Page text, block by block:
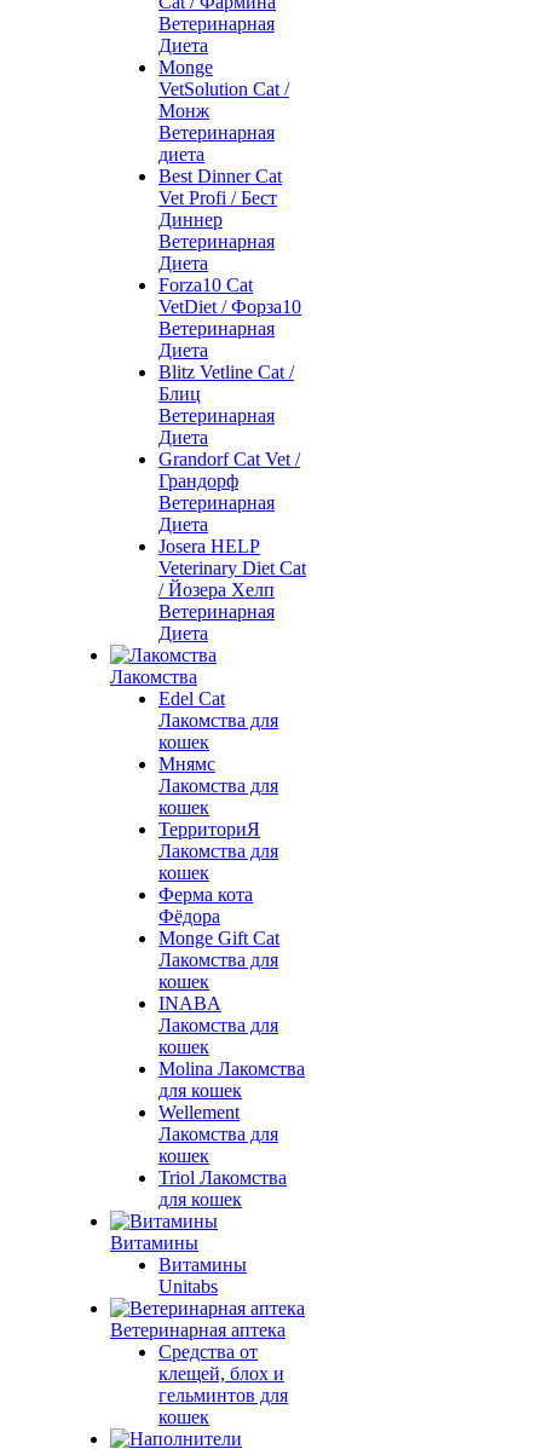
Ветеринарная
Диета
Monge
VetSolution Cat /
Монж
Ветеринарная
диета
Best Dinner Cat
Vet Profi / Бест
Диннер
Ветеринарная
Диета
Forza10 Cat
VetDiet / Форза10
Ветеринарная
Диета
Blitz Vetline Cat /
Блиц
Ветеринарная
Диета
Grandorf Cat Vet /
Грандорф
Ветеринарная
Диета
Josera HELP
Veterinary Diet Cat
/ Йозера Хелп
Ветеринарная
Диета
Лакомства
Edel Cat
Лакомства для
кошек
Мнямс
Лакомства для
кошек
ТерриториЯ
Лакомства для
кошек
Ферма кота
Фёдора
Monge Gift Cat
Лакомства для
кошек
INABA
Лакомства для
кошек
Molina Лакомства
для кошек
Wellement
Лакомства для
кошек
Triol Лакомства
для кошек
Витамины
Витамины
Unitabs
Ветеринарная аптека
Средства от
клещей, блох и
гельминтов для
кошек